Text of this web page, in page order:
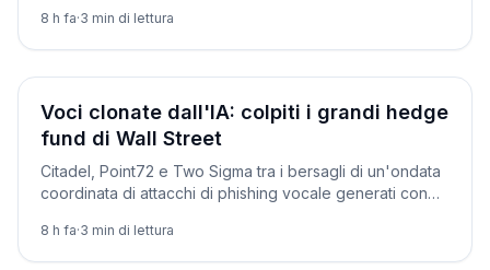
8 h fa·3 min di lettura
Società
Voci clonate dall'IA: colpiti i grandi hedge
fund di Wall Street
Citadel, Point72 e Two Sigma tra i bersagli di un'ondata
coordinata di attacchi di phishing vocale generati con
8 h fa·3 min di lettura